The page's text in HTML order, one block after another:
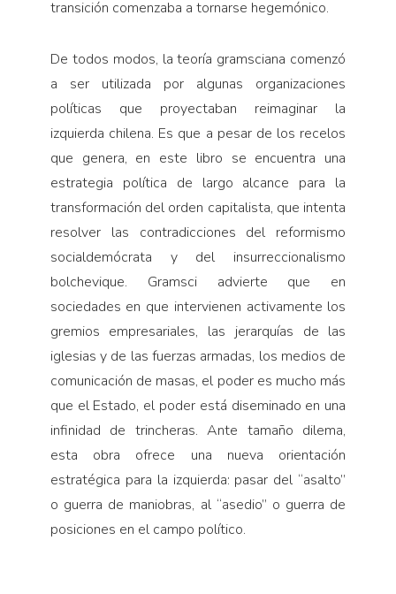
transición comenzaba a tornarse hegemónico.
De todos modos, la teoría gramsciana comenzó
a ser utilizada por algunas organizaciones
políticas que proyectaban reimaginar la
izquierda chilena. Es que a pesar de los recelos
que genera, en este libro se encuentra una
estrategia política de largo alcance para la
transformación del orden capitalista, que intenta
resolver las contradicciones del reformismo
socialdemócrata y del insurreccionalismo
bolchevique. Gramsci advierte que en
sociedades en que intervienen activamente los
gremios empresariales, las jerarquías de las
iglesias y de las fuerzas armadas, los medios de
comunicación de masas, el poder es mucho más
que el Estado, el poder está diseminado en una
infinidad de trincheras. Ante tamaño dilema,
esta obra ofrece una nueva orientación
estratégica para la izquierda: pasar del “asalto”
o guerra de maniobras, al “asedio” o guerra de
posiciones en el campo político.